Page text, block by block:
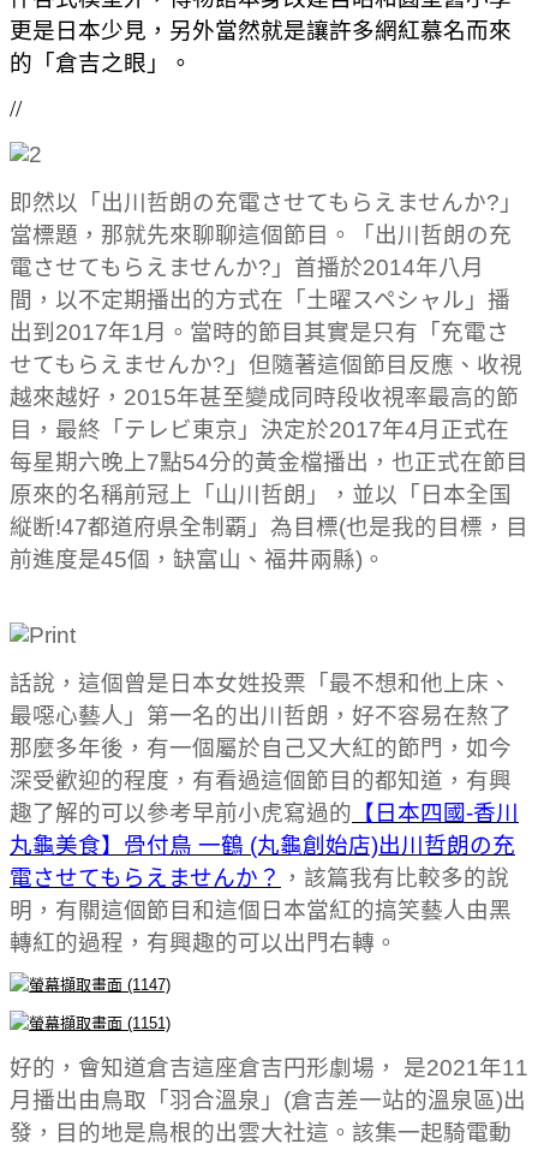
更是日本少見，另外當然就是讓許多網紅慕名而來
的「倉吉之眼」。
//
即然以「出川哲朗の充電させてもらえませんか?」
當標題，那就先來聊聊這個節目。「出川哲朗の充
電させてもらえませんか?」首播於2014年八月
間，以不定期播出的方式在「土曜スペシャル」播
出到2017年1月。當時的節目其實是只有「充電さ
せてもらえませんか?」但隨著這個節目反應、收視
越來越好，2015年甚至變成同時段收視率最高的節
目，最終「テレビ東京」決定於2017年4月正式在
每星期六晚上7點54分的黃金檔播出，也正式在節目
原來的名稱前冠上「山川哲朗」，並以「日本全国
縦断!47都道府県全制覇」為目標(也是我的目標，目
前進度是45個，缺富山、福井兩縣)。
話說，這個曾是日本女姓投票「最不想和他上床、
最噁心藝人」第一名的出川哲朗，好不容易在熬了
那麼多年後，有一個屬於自己又大紅的節門，如今
深受歡迎的程度，有看過這個節目的都知道，有興
趣了解的可以參考早前小虎寫過的 【日本四國-香川
丸龜美食】骨付鳥 一鶴 (丸龜創始店)出川哲朗の充
電させてもらえませんか？ ，該篇我有比較多的說
明，有關這個節目和這個日本當紅的搞笑藝人由黑
轉紅的過程，有興趣的可以出門右轉。
好的，會知道倉吉這座倉吉円形劇場， 是2021年11
月播出由鳥取「羽合溫泉」(倉吉差一站的溫泉區)出
發，目的地是鳥根的出雲大社這。該集一起騎電動